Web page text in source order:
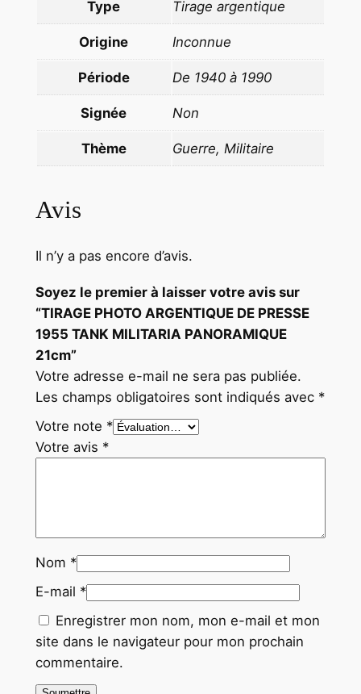
A
K
L
T
R
A
A
N
O
R
A
M
I
Q
U
m
Type Tirage argentique
Origine Inconnue
Période De 1940 à 1990
Signée Non
Thème Guerre, Militaire
Avis
Il n’y a pas encore d’avis.
Soyez le premier à laisser votre avis sur
“TIRAGE PHOTO ARGENTIQUE DE PRESSE
1955 TANK MILITARIA PANORAMIQUE
21cm”
Votre adresse e-mail ne sera pas publiée.
Les champs obligatoires sont indiqués avec *
Votre note *
Votre avis *
Nom *
E-mail *
Enregistrer mon nom, mon e-mail et mon
site dans le navigateur pour mon prochain
commentaire.